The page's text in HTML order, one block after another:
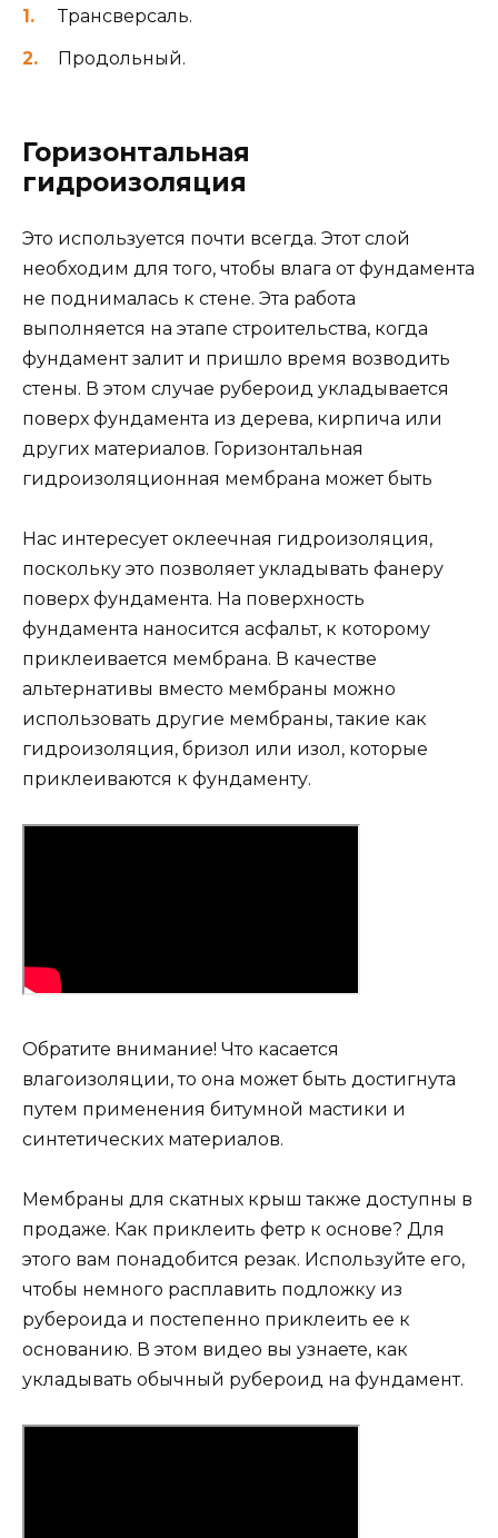
Трансверсаль.
Продольный.
Горизонтальная
гидроизоляция
Это используется почти всегда. Этот слой
необходим для того, чтобы влага от фундамента
не поднималась к стене. Эта работа
выполняется на этапе строительства, когда
фундамент залит и пришло время возводить
стены. В этом случае рубероид укладывается
поверх фундамента из дерева, кирпича или
других материалов. Горизонтальная
гидроизоляционная мембрана может быть
Нас интересует оклеечная гидроизоляция,
поскольку это позволяет укладывать фанеру
поверх фундамента. На поверхность
фундамента наносится асфальт, к которому
приклеивается мембрана. В качестве
альтернативы вместо мембраны можно
использовать другие мембраны, такие как
гидроизоляция, бризол или изол, которые
приклеиваются к фундаменту.
Обратите внимание! Что касается
влагоизоляции, то она может быть достигнута
путем применения битумной мастики и
синтетических материалов.
Мембраны для скатных крыш также доступны в
продаже. Как приклеить фетр к основе? Для
этого вам понадобится резак. Используйте его,
чтобы немного расплавить подложку из
рубероида и постепенно приклеить ее к
основанию. В этом видео вы узнаете, как
укладывать обычный рубероид на фундамент.